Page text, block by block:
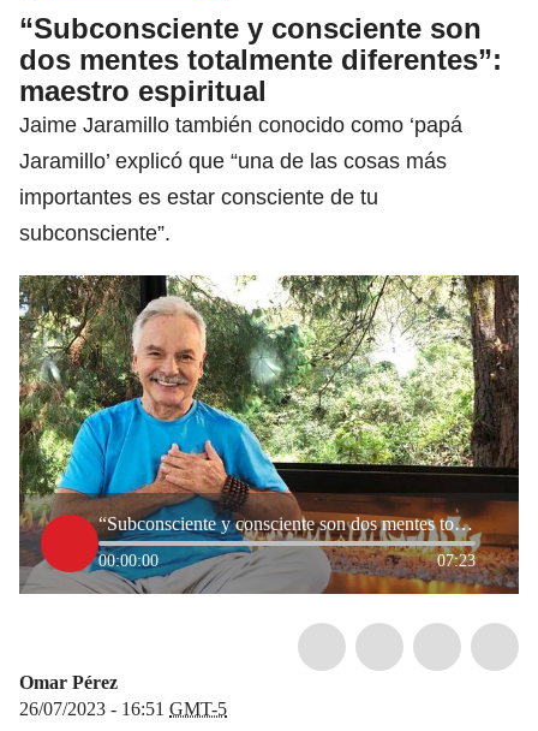
“Subconsciente y consciente son
dos mentes totalmente diferentes”:
maestro espiritual
Jaime Jaramillo también conocido como ‘papá
Jaramillo’ explicó que “una de las cosas más
importantes es estar consciente de tu
subconsciente”.
“Subconsciente y consciente son dos mentes totalmente diferentes”: maestro espiritual
00:00:00 07:23
Omar Pérez
26/07/2023 - 16:51 GMT-5